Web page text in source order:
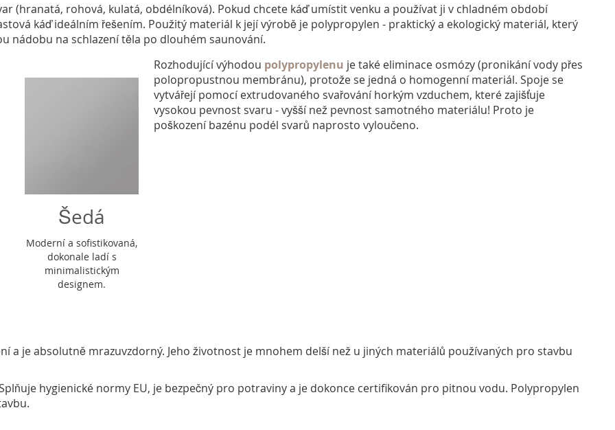
(hranatá, rohová, kulatá, obdélníková). Pokud chcete káď umístit venku a používat ji v chladném období
káď ideálním řešením. Použitý materiál k její výrobě je polypropylen - praktický a ekologický materiál, který
nádobu na schlazení těla po dlouhém saunování.
Šedá
Moderní a sofistikovaná,
dokonale ladí s
minimalistickým
designem.
Rozhodující výhodou polypropylenu je také eliminace osmózy (pronikání vody přes
polopropustnou membránu), protože se jedná o homogenní materiál. Spoje se
vytvářejí pomocí extrudovaného svařování horkým vzduchem, které zajišťuje
vysokou pevnost svaru - vyšší než pevnost samotného materiálu! Proto je
poškození bazénu podél svarů naprosto vyloučeno.
a je absolutně mrazuvzdorný. Jeho životnost je mnohem delší než u jiných materiálů používaných pro stavbu
hygienické normy EU, je bezpečný pro potraviny a je dokonce certifikován pro pitnou vodu. Polypropylen